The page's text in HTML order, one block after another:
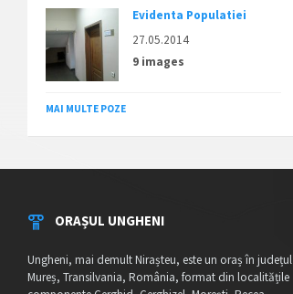
Evidenta Populatiei
27.05.2014
9 images
MAI MULTE POZE
ORAȘUL UNGHENI
Ungheni, mai demult Nirașteu, este un oraș în județul
Mureș, Transilvania, România, format din localitățile